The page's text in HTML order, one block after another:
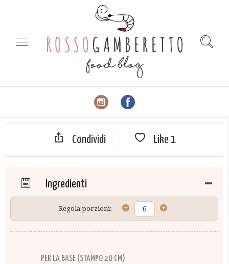
Condividi Like 1
Ingredienti
Regola porzioni:
PER LA BASE (STAMPO 20 CM)